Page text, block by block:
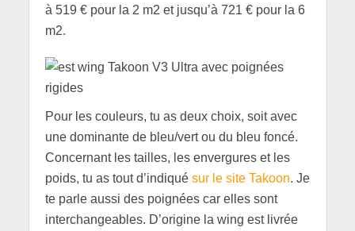
à 519 € pour la 2 m2 et jusqu’à 721 € pour la 6
m2.
Pour les couleurs, tu as deux choix, soit avec
une dominante de bleu/vert ou du bleu foncé.
Concernant les tailles, les envergures et les
poids, tu as tout d’indiquésur le site Takoon. Je
te parle aussi des poignées car elles sont
interchangeables. D’origine la wing est livrée